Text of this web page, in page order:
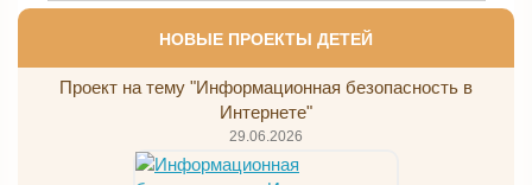
НОВЫЕ ПРОЕКТЫ ДЕТЕЙ
Проект на тему "Информационная безопасность в
Интернете"
29.06.2026